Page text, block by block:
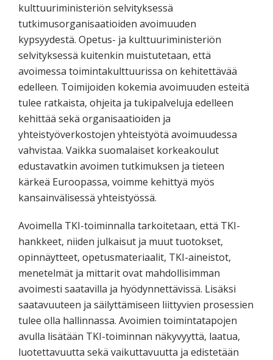
kulttuuriministeriön selvityksessä
tutkimusorganisaatioiden avoimuuden
kypsyydestä. Opetus- ja kulttuuriministeriön
selvityksessä kuitenkin muistutetaan, että
avoimessa toimintakulttuurissa on kehitettävää
edelleen. Toimijoiden kokemia avoimuuden esteitä
tulee ratkaista, ohjeita ja tukipalveluja edelleen
kehittää sekä organisaatioiden ja
yhteistyöverkostojen yhteistyötä avoimuudessa
vahvistaa. Vaikka suomalaiset korkeakoulut
edustavatkin avoimen tutkimuksen ja tieteen
kärkeä Euroopassa, voimme kehittyä myös
kansainvälisessä yhteistyössä.
Avoimella TKI-toiminnalla tarkoitetaan, että TKI-
hankkeet, niiden julkaisut ja muut tuotokset,
opinnäytteet, opetusmateriaalit, TKI-aineistot,
menetelmät ja mittarit ovat mahdollisimman
avoimesti saatavilla ja hyödynnettävissä. Lisäksi
saatavuuteen ja säilyttämiseen liittyvien prosessien
tulee olla hallinnassa. Avoimien toimintatapojen
avulla lisätään TKI-toiminnan näkyvyyttä, laatua,
luotettavuutta sekä vaikuttavuutta ja edistetään